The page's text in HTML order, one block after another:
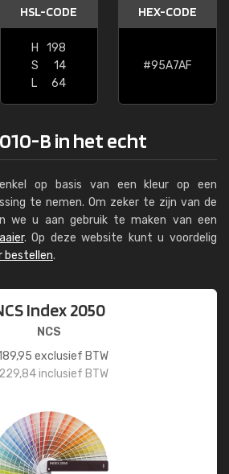
HSL-CODE
H
198
S
14
L
64
HEX-CODE
#95A7AF
B in het echt
op basis van een kleur op een
te nemen. Om zeker te zijn van de
we u aan gebruik te maken van een
. Op deze website kunt u voordelig
bestellen.
Index 2050
NCS
exclusief BTW
inclusief BTW